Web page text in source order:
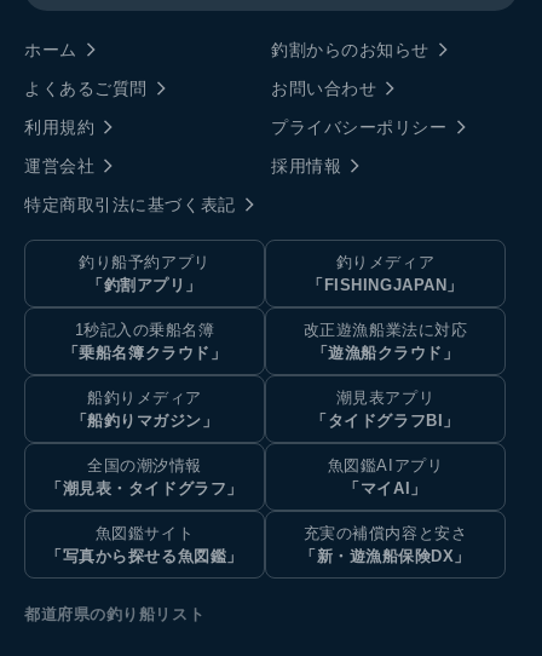
ホーム
釣割からのお知らせ
よくあるご質問
お問い合わせ
利用規約
プライバシーポリシー
運営会社
採用情報
特定商取引法に基づく表記
釣り船予約アプリ
「釣割アプリ」
釣りメディア
「FISHINGJAPAN」
1秒記入の乗船名簿
「乗船名簿クラウド」
改正遊漁船業法に対応
「遊漁船クラウド」
船釣りメディア
「船釣りマガジン」
潮見表アプリ
「タイドグラフBI」
全国の潮汐情報
「潮見表・タイドグラフ」
魚図鑑AIアプリ
「マイAI」
魚図鑑サイト
「写真から探せる魚図鑑」
充実の補償内容と安さ
「新・遊漁船保険DX」
都道府県の釣り船リスト